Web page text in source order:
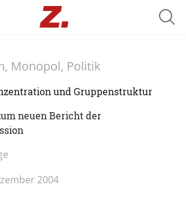
Monopol, Politik
und Gruppenstruktur
neuen Bericht der
2004